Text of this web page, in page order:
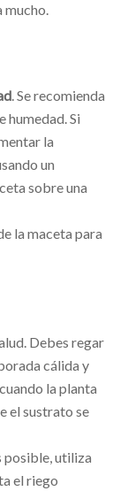
mucho.
. Se recomienda
humedad. Si
la
un
sobre una
la maceta para
Debes regar
cálida y
la planta
el sustrato se
posible, utiliza
el riego